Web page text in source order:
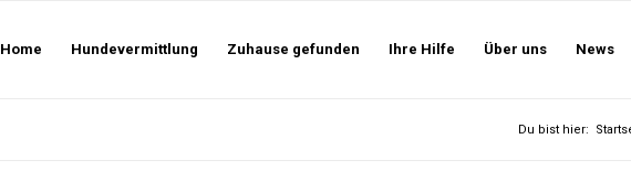
Home Hundevermittlung Zuhause gefunden Ihre Hilfe Über uns News
Du bist hier: